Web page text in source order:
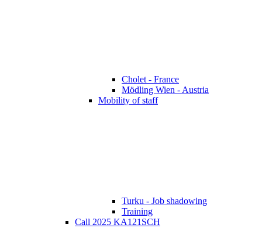
Cholet - France
Mödling Wien - Austria
Mobility of staff
Turku - Job shadowing
Training
Call 2025 KA121SCH